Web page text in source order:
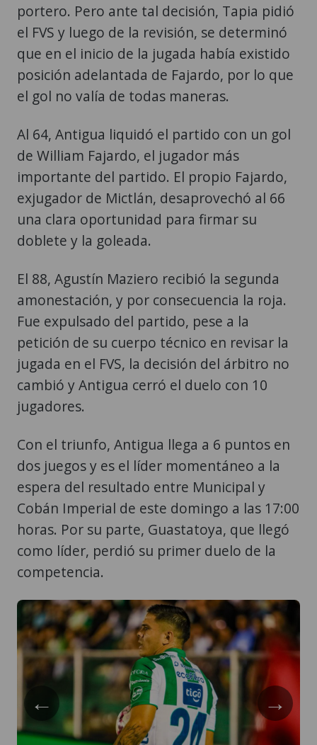
portero. Pero ante tal decisión, Tapia pidió
el FVS y luego de la revisión, se determinó
que en el inicio de la jugada había existido
posición adelantada de Fajardo, por lo que
el gol no valía de todas maneras.
Al 64, Antigua liquidó el partido con un gol
de William Fajardo, el jugador más
importante del partido. El propio Fajardo,
exjugador de Mictlán, desaprovechó al 66
una clara oportunidad para firmar su
doblete y la goleada.
El 88, Agustín Maziero recibió la segunda
amonestación, y por consecuencia la roja.
Fue expulsado del partido, pese a la
petición de su cuerpo técnico en revisar la
jugada en el FVS, la decisión del árbitro no
cambió y Antigua cerró el duelo con 10
jugadores.
Con el triunfo, Antigua llega a 6 puntos en
dos juegos y es el líder momentáneo a la
espera del resultado entre Municipal y
Cobán Imperial de este domingo a las 17:00
horas. Por su parte, Guastatoya, que llegó
como líder, perdió su primer duelo de la
competencia.
← →